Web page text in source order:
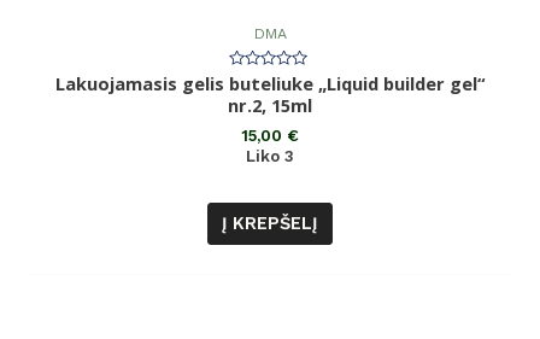
DMA
Įvertinimas:
0
iš
Lakuojamasis gelis buteliuke „Liquid builder gel“
nr.2, 15ml
15,00 €
Liko 3
Į KREPŠELĮ